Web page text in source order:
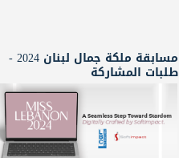
مسابقة ملكة جمال لبنان 2024 -
طلبات المشاركة